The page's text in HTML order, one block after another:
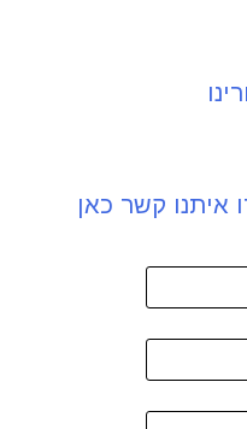
איתנו קשר כאן